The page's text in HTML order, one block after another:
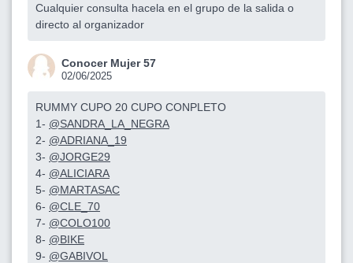
Cualquier consulta hacela en el grupo de la salida o
directo al organizador
Conocer Mujer 57
02/06/2025
RUMMY CUPO 20 CUPO CONPLETO
1- @SANDRA_LA_NEGRA
2- @ADRIANA_19
3- @JORGE29
4- @ALICIARA
5- @MARTASAC
6- @CLE_70
7- @COLO100
8- @BIKE
9- @GABIVOL